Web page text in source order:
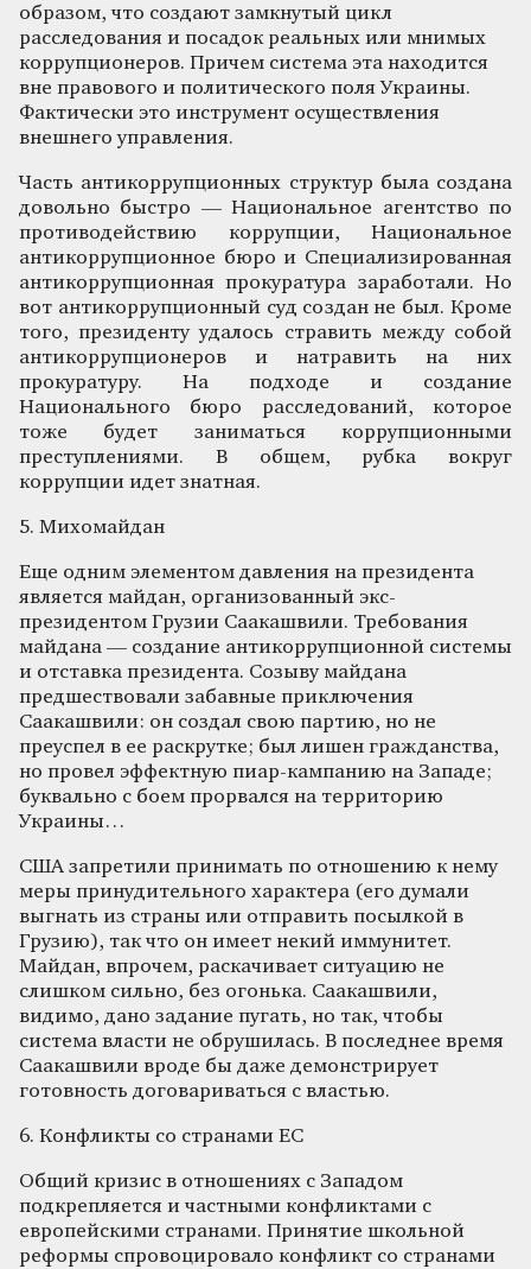
образом, что создают замкнутый цикл
расследования и посадок реальных или мнимых
коррупционеров. Причем система эта находится
вне правового и политического поля Украины.
Фактически это инструмент осуществления
внешнего управления.
Часть антикоррупционных структур была создана
довольно быстро — Национальное агентство по
противодействию коррупции, Национальное
антикоррупционное бюро и Специализированная
антикоррупционная прокуратура заработали. Но
вот антикоррупционный суд создан не был. Кроме
того, президенту удалось стравить между собой
антикоррупционеров и натравить на них
прокуратуру. На подходе и создание
Национального бюро расследований, которое
тоже будет заниматься коррупционными
преступлениями. В общем, рубка вокруг
коррупции идет знатная.
5. Михомайдан
Еще одним элементом давления на президента
является майдан, организованный экс-
президентом Грузии Саакашвили. Требования
майдана — создание антикоррупционной системы
и отставка президента. Созыву майдана
предшествовали забавные приключения
Саакашвили: он создал свою партию, но не
преуспел в ее раскрутке; был лишен гражданства,
но провел эффектную пиар-кампанию на Западе;
буквально с боем прорвался на территорию
Украины…
США запретили принимать по отношению к нему
меры принудительного характера (его думали
выгнать из страны или отправить посылкой в
Грузию), так что он имеет некий иммунитет.
Майдан, впрочем, раскачивает ситуацию не
слишком сильно, без огонька. Саакашвили,
видимо, дано задание пугать, но так, чтобы
система власти не обрушилась. В последнее время
Саакашвили вроде бы даже демонстрирует
готовность договариваться с властью.
6. Конфликты со странами ЕС
Общий кризис в отношениях с Западом
подкрепляется и частными конфликтами с
европейскими странами. Принятие школьной
реформы спровоцировало конфликт со странами